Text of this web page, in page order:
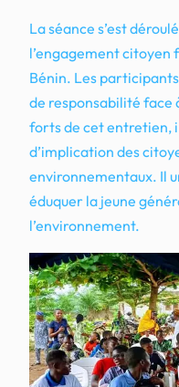
La séance s’est
l’engagement citoyen
Bénin. Les
de responsabilité face
forts de cet entretien,
d’implication des
environnementaux. Il
éduquer la jeune
l’environnement.